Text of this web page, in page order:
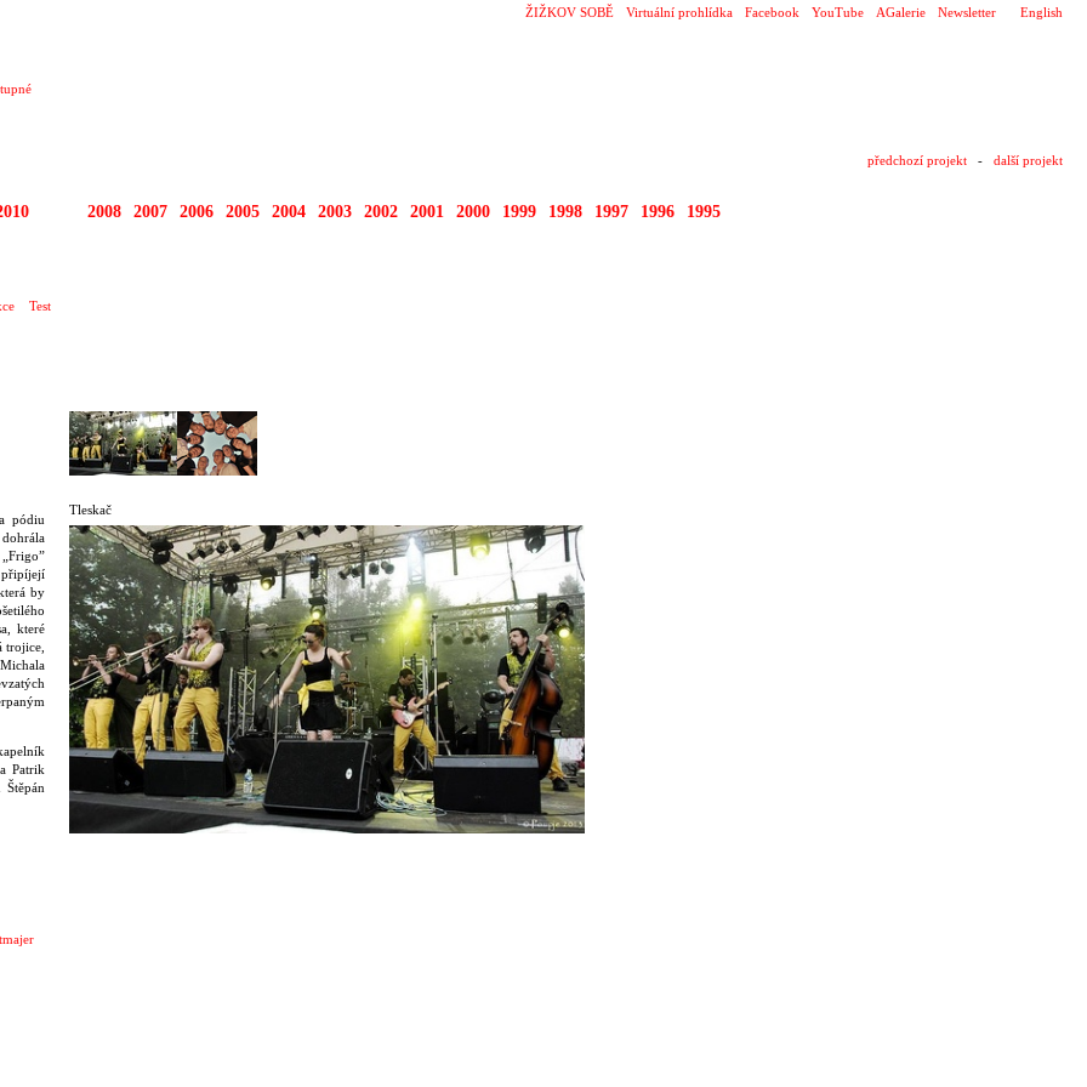
English
ŽIŽKOV SOBĚ Virtuální prohlídka Facebook YouTube AGalerie Newsletter
předchozí projekt - další projekt
2008 2007 2006 2005 2004 2003 2002 2001 2000 1999 1998 1997 1996 1995
Test
pódiu
připíjejí
by
které
trojice,
Patrik
Tleskač